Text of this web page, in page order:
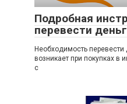
Подробная
перевести
Необходимость перевести
возникает при покупках в
с